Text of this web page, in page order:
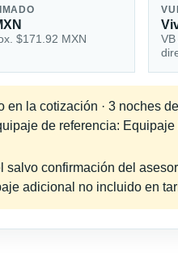
$171.92 MXN
en la cotización · 3 noches
de referencia:
salvo confirmación del
adicional no incluido en